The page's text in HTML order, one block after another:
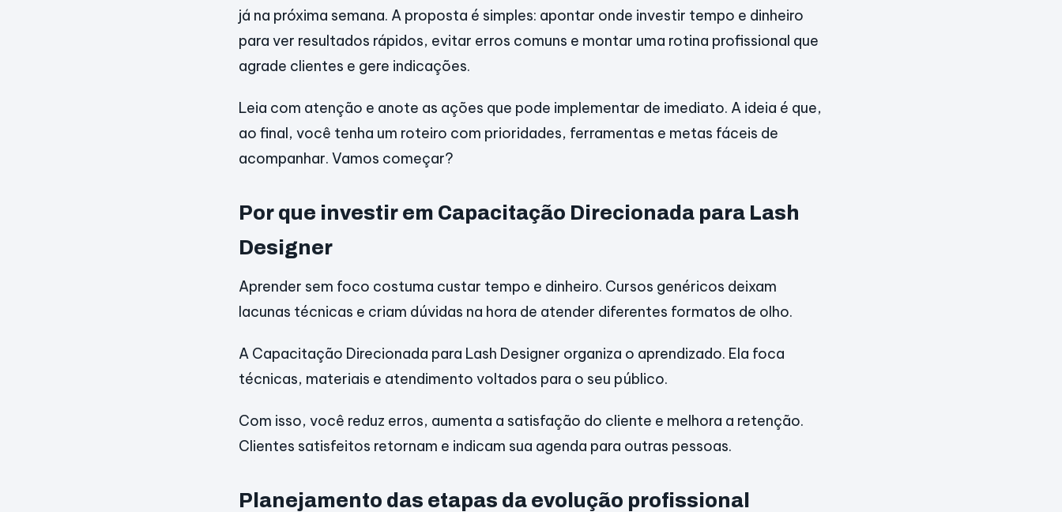
já na próxima semana. A proposta é simples: apontar onde investir tempo e dinheiro
para ver resultados rápidos, evitar erros comuns e montar uma rotina profissional que
agrade clientes e gere indicações.
Leia com atenção e anote as ações que pode implementar de imediato. A ideia é que,
ao final, você tenha um roteiro com prioridades, ferramentas e metas fáceis de
acompanhar. Vamos começar?
Por que investir em Capacitação Direcionada para Lash
Designer
Aprender sem foco costuma custar tempo e dinheiro. Cursos genéricos deixam
lacunas técnicas e criam dúvidas na hora de atender diferentes formatos de olho.
A Capacitação Direcionada para Lash Designer organiza o aprendizado. Ela foca
técnicas, materiais e atendimento voltados para o seu público.
Com isso, você reduz erros, aumenta a satisfação do cliente e melhora a retenção.
Clientes satisfeitos retornam e indicam sua agenda para outras pessoas.
Planejamento das etapas da evolução profissional